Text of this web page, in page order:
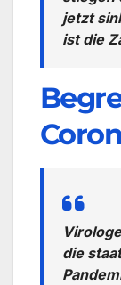
jetzt
ist die
die